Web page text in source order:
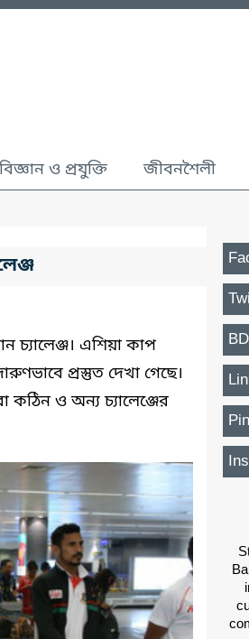
বিজ্ঞান ও প্রযুক্তি জীবনশৈলী
চ্যালেঞ্জ। এশিয়া কাপ
প্রস্তুত দেখা গেছে।
কঠিন ও অন্য চ্যালেঞ্জের